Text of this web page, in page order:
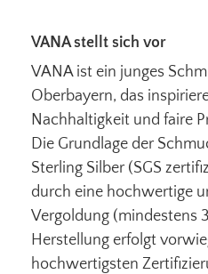
VANA stellt sich vor
VANA ist ein junges
Oberbayern, das
Nachhaltigkeit und faire
Die Grundlage der
Sterling Silber (SGS
durch eine hochwertige
Vergoldung (mindestens
Herstellung erfolgt
hochwertigsten